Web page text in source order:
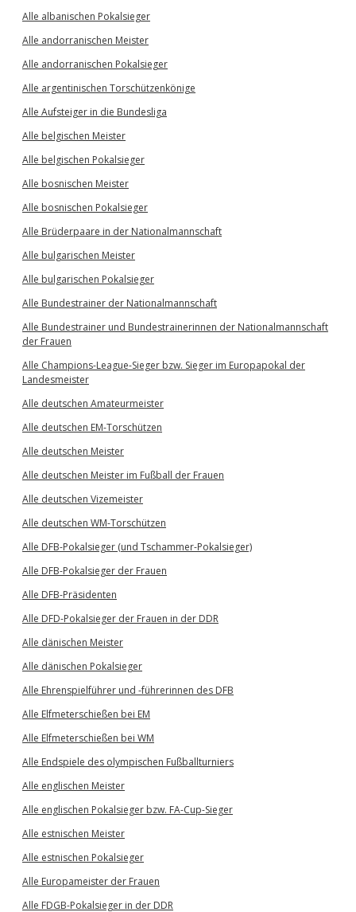
Alle albanischen Pokalsieger
Alle andorranischen Meister
Alle andorranischen Pokalsieger
Alle argentinischen Torschützenkönige
Alle Aufsteiger in die Bundesliga
Alle belgischen Meister
Alle belgischen Pokalsieger
Alle bosnischen Meister
Alle bosnischen Pokalsieger
Alle Brüderpaare in der Nationalmannschaft
Alle bulgarischen Meister
Alle bulgarischen Pokalsieger
Alle Bundestrainer der Nationalmannschaft
Alle Bundestrainer und Bundestrainerinnen der Nationalmannschaft
der Frauen
Alle Champions-League-Sieger bzw. Sieger im Europapokal der
Landesmeister
Alle deutschen Amateurmeister
Alle deutschen EM-Torschützen
Alle deutschen Meister
Alle deutschen Meister im Fußball der Frauen
Alle deutschen Vizemeister
Alle deutschen WM-Torschützen
Alle DFB-Pokalsieger (und Tschammer-Pokalsieger)
Alle DFB-Pokalsieger der Frauen
Alle DFB-Präsidenten
Alle DFD-Pokalsieger der Frauen in der DDR
Alle dänischen Meister
Alle dänischen Pokalsieger
Alle Ehrenspielführer und -führerinnen des DFB
Alle Elfmeterschießen bei EM
Alle Elfmeterschießen bei WM
Alle Endspiele des olympischen Fußballturniers
Alle englischen Meister
Alle englischen Pokalsieger bzw. FA-Cup-Sieger
Alle estnischen Meister
Alle estnischen Pokalsieger
Alle Europameister der Frauen
Alle FDGB-Pokalsieger in der DDR